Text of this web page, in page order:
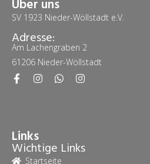
Über uns
SV 1923 Nieder-Wöllstadt e.V.
Adresse:
Am Lachengraben 2
61206 Nieder-Wöllstadt
Links
Wichtige Links
Startseite